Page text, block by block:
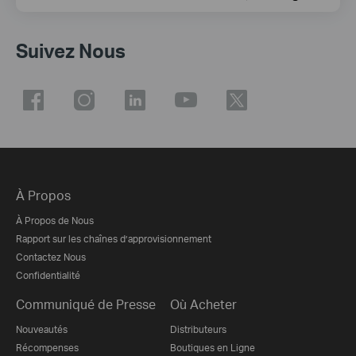
Suivez Nous
À Propos
À Propos de Nous
Rapport sur les chaînes d’approvisionnement
Contactez Nous
Confidentialité
Communiqué de Presse
Nouveautés
Récompenses
Où Acheter
Distributeurs
Boutiques en Ligne